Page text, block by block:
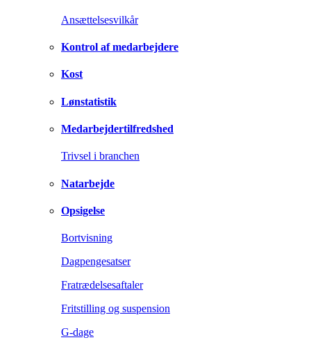
Ansættelsesvilkår
Kontrol af medarbejdere
Kost
Lønstatistik
Medarbejdertilfredshed
Trivsel i branchen
Natarbejde
Opsigelse
Bortvisning
Dagpengesatser
Fratrædelsesaftaler
Fritstilling og suspension
G-dage